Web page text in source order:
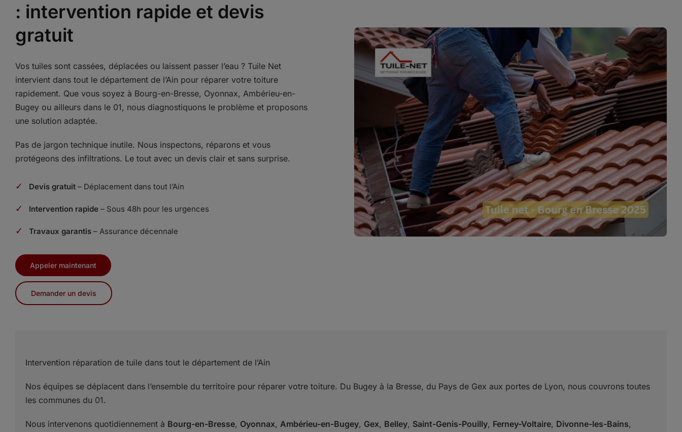
: intervention rapide et devis
gratuit
Vos tuiles sont cassées, déplacées ou laissent passer l’eau ? Tuile Net
intervient dans tout le département de l’Ain pour réparer votre toiture
rapidement. Que vous soyez à Bourg-en-Bresse, Oyonnax, Ambérieu-en-
Bugey ou ailleurs dans le 01, nous diagnostiquons le problème et proposons
une solution adaptée.
Pas de jargon technique inutile. Nous inspectons, réparons et vous
protégeons des infiltrations. Le tout avec un devis clair et sans surprise.
✓ Devis gratuit– Déplacement dans tout l’Ain
✓ Intervention rapide – Sous 48h pour les urgences
✓ Travaux garantis– Assurance décennale
Appeler maintenant
Demander un devis
Intervention réparation de tuile dans tout le département de l’Ain
Nos équipes se déplacent dans l’ensemble du territoire pour réparer votre toiture. Du Bugey à la Bresse, du Pays de Gex aux portes de Lyon, nous couvrons toutes
les communes du 01.
Nous intervenons quotidiennement à Bourg-en-Bresse, Oyonnax, Ambérieu-en-Bugey, Gex, Belley, Saint-Genis-Pouilly, Ferney-Voltaire, Divonne-les-Bains,